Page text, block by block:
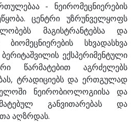
- ნეირომეცნიერების
ცენტრი უზრუნველყოფს
მაგისტრანტებსა და
სხვადასხვა
ექსპერიმენტული
წარმატებით აგრძელებს
ტრადიციებს და ერთგულად
ნეირობიოლოგიისა და
განვითარებას და
აღზრდას.